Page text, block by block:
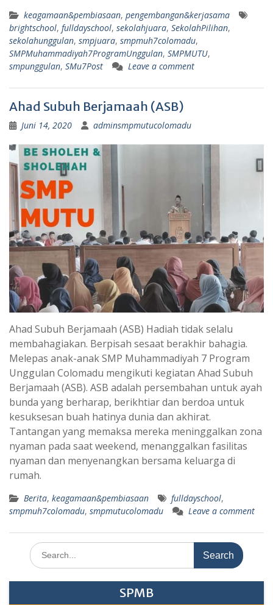
keagamaan&pembiasaan, pengembangan&kerjasama
brightschool, fulldayschool, sekolahjuara, SekolahPilihan,
sekolahunggulan, smpjuara, smpmuh7colomadu,
SMPMuhammadiyah7ProgramUnggulan, SMPMUTU,
smpunggulan, SMu7Post Leave a comment
Ahad Subuh Berjamaah (ASB)
Juni 14, 2020 adminsmpmutucolomadu
Ahad Subuh Berjamaah (ASB) Hadiah tidak selalu
membahagiakan. Berpisah sesaat berakhir bahagia.
Melepas anak-anak SMP Muhammadiyah 7 Program
Unggulan Colomadu mengikuti kegiatan Ahad Subuh
Berjamaah (ASB). ASB adalah persembahan untuk ayah
bunda yang berharap, berikhtiar dan berdoa untuk
kesuksesan buah hatinya dunia dan akhirat.
Tantangan yang memaksa mereka meninggalkan zona
nyaman pada saat weekend, menanggalkan fasilitas
nyaman dan menyenangkan bersama keluarga di
rumah.
Berita, keagamaan&pembiasaan fulldayschool,
smpmuh7colomadu, smpmutucolomadu Leave a comment
Search
for:
SPMB